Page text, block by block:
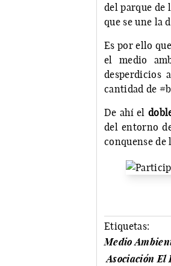
del parque de
que se une la
Es por ello
el medio
desperdicios
cantidad de
De ahí el
del entorno
conquense
Etiquetas:
Medio
Asociación El